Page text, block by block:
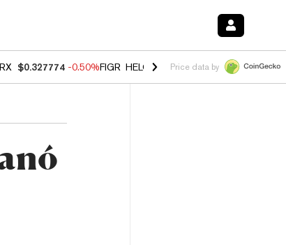
$0.327774 -0.50%FIGR_HELOC $1.035 0.20%HYPE $55.65
Price data by